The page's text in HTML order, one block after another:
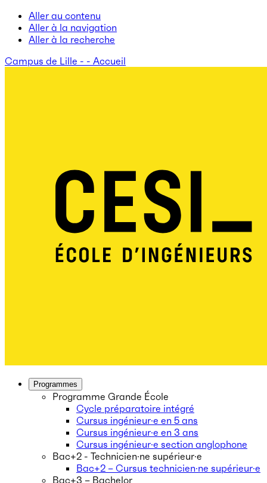
Aller au contenu
Aller à la navigation
Aller à la recherche
Campus de Lille - - Accueil
Programmes
Programme Grande École
Cycle préparatoire intégré
Cursus ingénieur·e en 5 ans
Cursus ingénieur·e en 3 ans
Cursus ingénieur·e section anglophone
Bac+2 - Technicien·ne supérieur·e
Bac+2 – Cursus technicien·ne supérieur·e
Bac+3 – Bachelor